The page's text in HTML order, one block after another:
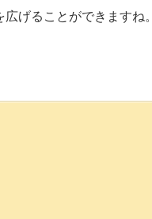
げることができますね。